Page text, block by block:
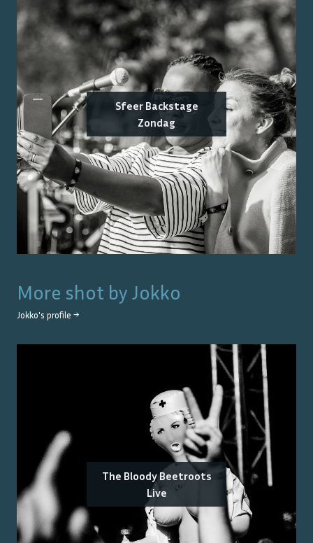
Sfeer Backstage
Zondag
More shot by Jokko
Jokko's profile →
The Bloody Beetroots
Live